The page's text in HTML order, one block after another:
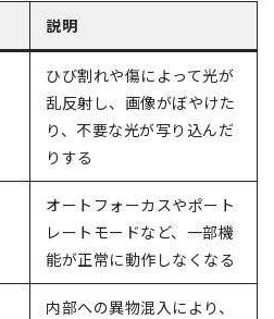
説明
ひび割れや傷によって光が
乱反射し、画像がぼやけた
り、不要な光が写り込んだ
りする
オートフォーカスやポート
レートモードなど、一部機
能が正常に動作しなくなる
内部への異物混入により、